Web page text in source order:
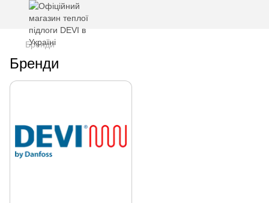
Бренди
Бренди